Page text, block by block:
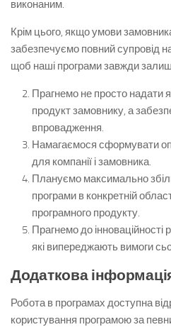
виконаним.
Крім цього, якщо умови
забезпечуємо повний супровід
щоб наші програми завжди
Прагнемо не просто надати
продукт замовнику, а
впровадження.
Намагаємося сформувати
для компанії і замовника.
Плануємо максимально
програми в конкретній
програмного продукту.
Прагнемо до інноваційності
які випереджають вимоги
Додаткова
Робота в програмах доступна
користування програмою за